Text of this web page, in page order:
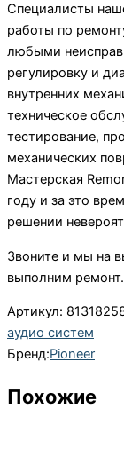
Специалисты
работы по
любыми
регулировку и
внутренних
техническое
тестирование,
механических
Мастерская
году и за это
решении
Звоните и мы на
выполним ремонт.
Артикул:
аудио систем
Бренд:Pioneer
Похожие